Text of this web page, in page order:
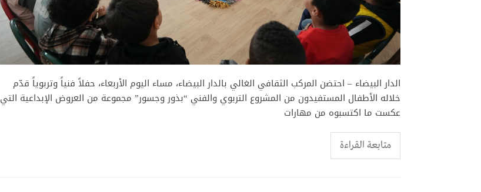
الدار البيضاء – احتضن المركب الثقافي الغالي بالدار البيضاء، مساء اليوم الأربعاء، حفلاً فنياً وتربوياً قدّم
خلاله الأطفال المستفيدون من المشروع التربوي والفني “بذور وجسور” مجموعة من العروض الإبداعية التي
عكست ما اكتسبوه من مهارات
متابعة القراءة